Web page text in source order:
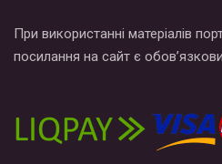
При використанні матеріалів
посилання на сайт є